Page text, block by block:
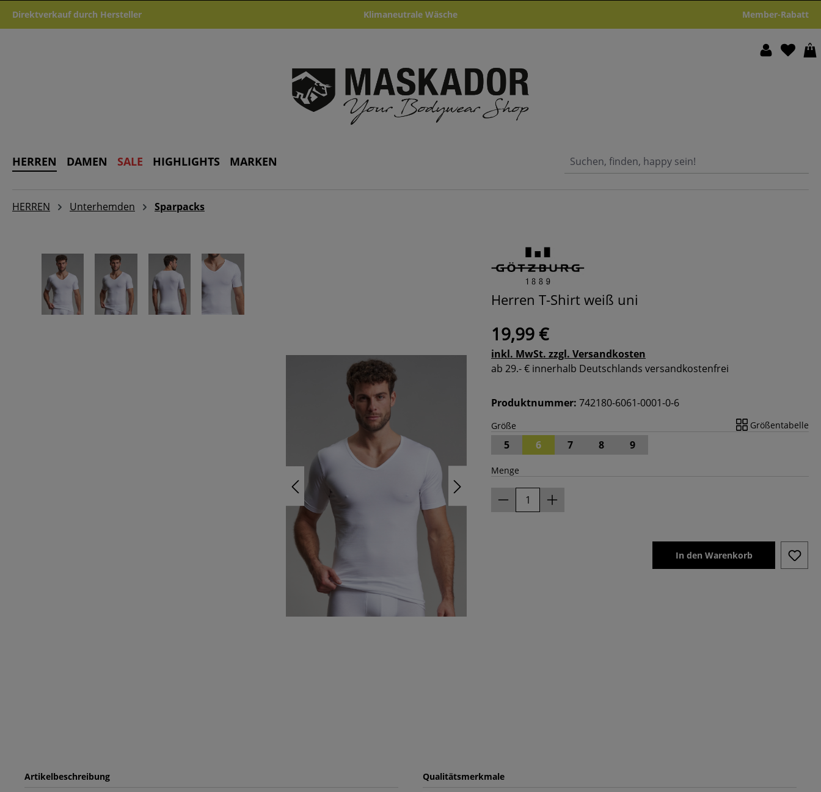
Hauptinhalt springen
Zur Suche springen
Zur Hauptnavigation springen
Direktverkauf durch Hersteller Klimaneutrale Wäsche Member-Rabatt
HERREN DAMEN SALE HIGHLIGHTS MARKEN
HERREN Unterhemden Sparpacks
Herren T-Shirt weiß uni
19,99 €
inkl. MwSt. zzgl. Versandkosten
ab 29.- € innerhalb Deutschlands versandkostenfrei
Produktnummer: 742180-6061-0001-0-6
Größe Größentabelle
5 6 7 8 9
Menge
In den Warenkorb
Artikelbeschreibung
Qualitätsmerkmale